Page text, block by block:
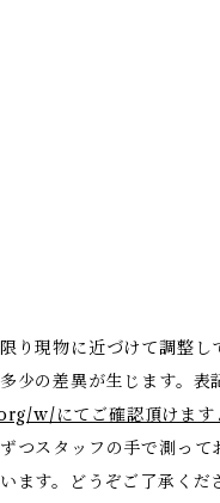
り現物に近づけて調整
少の差異が生じます。表
にてご確認頂けますよ
つスタッフの手で測っ
ます。どうぞご了承くだ